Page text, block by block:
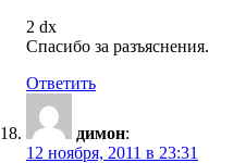
2 dx
Спасибо за разъяснения.
Ответить
димон:
12 ноября, 2011 в 23:31